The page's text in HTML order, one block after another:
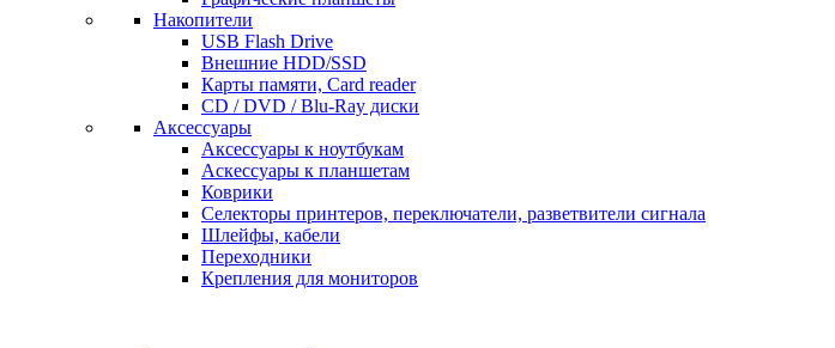
Накопители
USB Flash Drive
Внешние HDD/SSD
Карты памяти, Card reader
CD / DVD / Blu-Ray диски
Аксессуары
Аксессуары к ноутбукам
Аскессуары к планшетам
Коврики
Селекторы принтеров, переключатели, разветвители сигнала
Шлейфы, кабели
Переходники
Крепления для мониторов